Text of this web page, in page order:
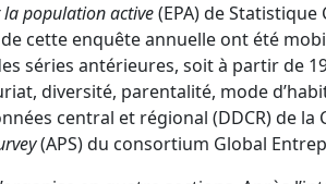
la population active(EPA) de
de cette enquête annuelle ont été
séries antérieures, soit à partir de
diversité, parentalité, mode
central et régional (DDCR) de la
(APS) du consortium Global